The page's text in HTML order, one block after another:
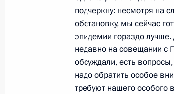
Встреча с
Володиным
26 октября 2020 года, 10:00
подчеркну: несмотря на
обстановку, мы сейчас
эпидемии гораздо
недавно на совещании с
обсуждали, есть
надо обратить особое
требуют нашего особого